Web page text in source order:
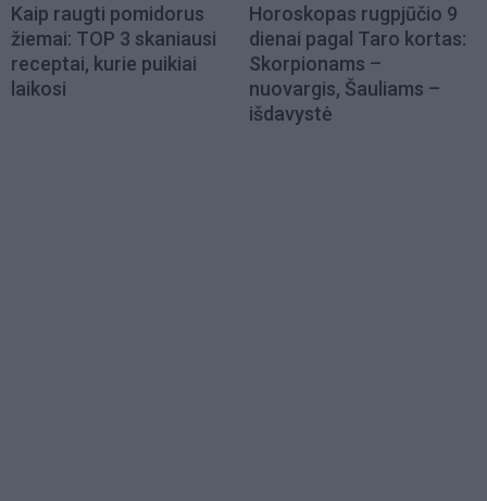
Kaip raugti pomidorus
žiemai: TOP 3 skaniausi
receptai, kurie puikiai
laikosi
Horoskopas rugpjūčio 9
dienai pagal Taro kortas:
Skorpionams –
nuovargis, Šauliams –
išdavystė